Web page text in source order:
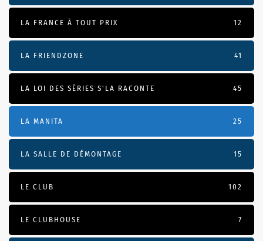
LA FRANCE À TOUT PRIX 12
LA FRIENDZONE 41
LA LOI DES SÉRIES S'LA RACONTE 45
LA MANITA 25
LA SALLE DE DÉMONTAGE 15
LE CLUB 102
LE CLUBHOUSE 7